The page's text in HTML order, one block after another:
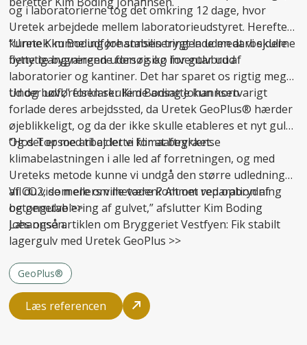
og i laboratorierne tog det omkring 12 dage, hvor
Uretek arbejdede mellem laboratorieudstyret. Herefter
kunne Kim Boding Johannsen trygt lade medarbejderne
benytte bygningen uden risiko for gulvbrud.
“Uretek kunne udføre stabiliseringen uden at vi skulle
flytte igangværende forsøg og inventar ud af
laboratorier og kantiner. Det har sparet os rigtig meget
tid og bøvl,” forklarer Kim Boding Johannsen.
Under udførelsen skulle de ansatte kun kortvarigt
forlade deres arbejdssted, da Uretek GeoPlus® hærder
øjeblikkeligt, og da der ikke skulle etableres et nyt gulv.
Og det er med til at lette klimaaftrykket.
“Hos Topsoe arbejder vi for at begrænse
klimabelastningen i alle led af forretningen, og med
Ureteks metode kunne vi undgå den større udledning
af CO2, som ellers ville være kommet ved opbrydning
og genetablering af gulvet,” afslutter Kim Boding
Johannsen.
Vil du vide mere om metoden? Alt omreparation af
betongulve>>
Læs også artiklen om Bryggeriet Vestfyen: Fik stabilt
lagergulv med Uretek GeoPlus >>
GeoPlus®
Læs referencen